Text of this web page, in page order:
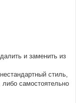
и заменить из
стиль,
либо самостоятельно